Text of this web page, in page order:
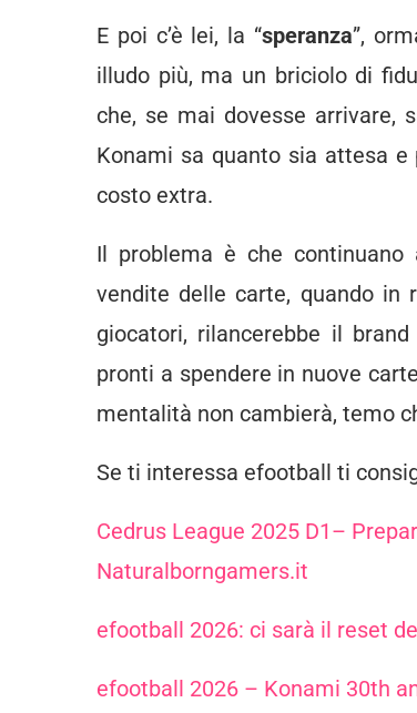
E poi c’è lei, la “speranza”,
illudo più, ma un briciolo di
che, se mai dovesse arrivare,
Konami sa quanto sia attesa
costo extra.
Il problema è che
vendite delle carte, quando in
giocatori, rilancerebbe il
pronti a spendere in nuove
mentalità non cambierà, temo
Se ti interessa efootball ti
Cedrus League 2025 D1–
Naturalborngamers.it
efootball 2026: ci sarà il reset
efootball 2026 – Konami 30th